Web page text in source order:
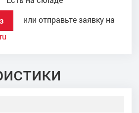
или отправьте заявку на